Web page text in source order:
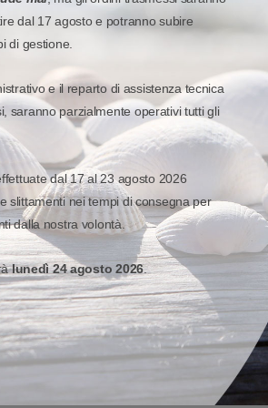
dal 17 agosto e potranno subire
di gestione.
e il reparto di assistenza tecnica
saranno parzialmente operativi tutti gli
dal 17 al 23 agosto 2026
slittamenti nei tempi di consegna per
dalla nostra volontà.
lunedì 24 agosto 2026.
in mm
12,5
118
6,35
25
25